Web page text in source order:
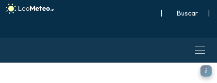
| |
ECMWF IFS 0.25° modelo